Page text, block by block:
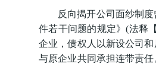
反向揭开公司面纱制
件若干问题的规定》(法释
企业，债权人以新设公司
与原企业共同承担连带责